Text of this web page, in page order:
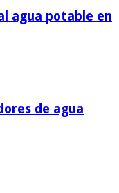
agua potable en
de agua